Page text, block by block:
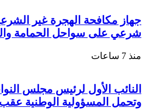
شرعي على سواحل الحمامة
منذ 7 ساعات
النائب الأول لرئيس مجلس
وتحمل المسؤولية الوطنية